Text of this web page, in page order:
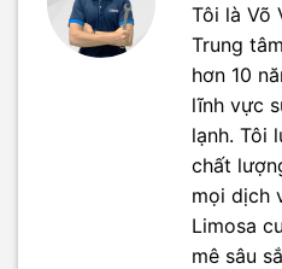
Tôi là Võ
Trung
hơn 10
lĩnh vực
lạnh. Tôi
chất
mọi dịch
Limosa
mê sâu